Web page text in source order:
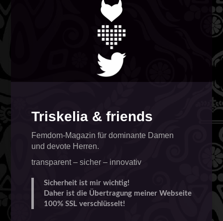
Triskelia & friends
Femdom-Magazin für dominante Damen
und devote Herren.
transparent – sicher – innovativ
Sicherheit ist mir wichtig!
Daher ist die Übertragung meiner Webseite
100% SSL verschlüsselt!